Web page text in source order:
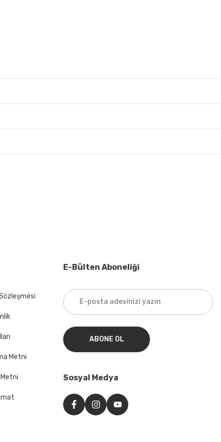
Metni
Metni
E-Bülten Aboneliği
ABONE OL
Sosyal Medya